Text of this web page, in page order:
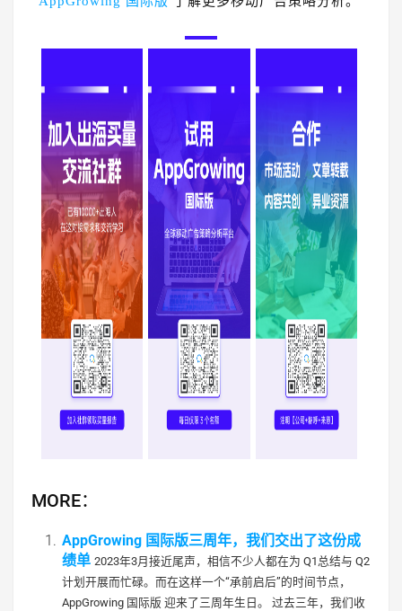
MORE：
AppGrowing 国际版三周年，我们交出了这份成
绩单 2023年3月接近尾声，相信不少人都在为 Q1总结与 Q2
计划开展而忙碌。而在这样一个“承前启后”的时间节点，
AppGrowing 国际版 迎来了三周年生日。 过去三年，我们收